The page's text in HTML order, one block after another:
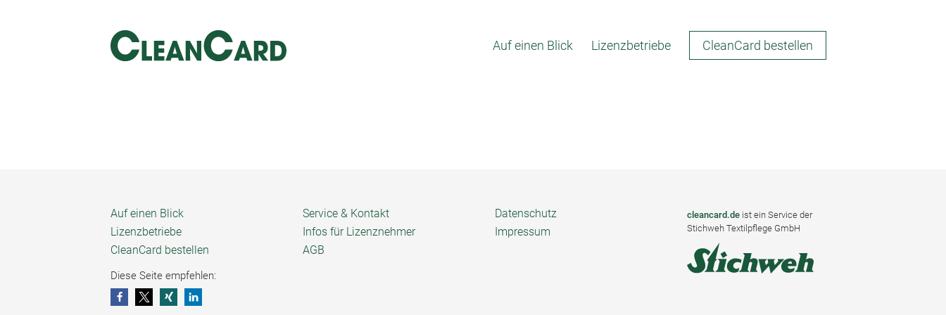
Auf einen Blick Lizenzbetriebe CleanCard bestellen
Auf einen Blick
Lizenzbetriebe
CleanCard bestellen
Diese Seite empfehlen:
Service & Kontakt
Infos für Lizenznehmer
AGB
Datenschutz
Impressum
cleancard.deist ein Service der
Stichweh Textilpflege GmbH